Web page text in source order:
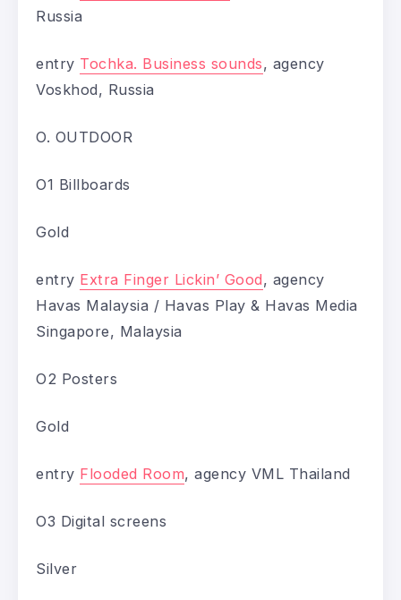
Russia
entry Tochka. Business sounds, agency
Voskhod, Russia
O. OUTDOOR
O1 Billboards
Gold
entry Extra Finger Lickin’ Good, agency
Havas Malaysia / Havas Play & Havas Media
Singapore, Malaysia
O2 Posters
Gold
entry Flooded Room, agency VML Thailand
O3 Digital screens
Silver